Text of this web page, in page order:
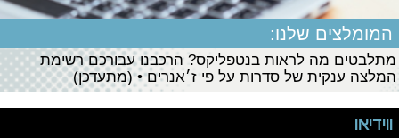
המומלצים שלנו:
מתלבטים מה לראות בנטפליקס? הרכבנו עבורכם רשימת
המלצה ענקית של סדרות על פי ז׳אנרים • (מתעדכן)
ווידיאו